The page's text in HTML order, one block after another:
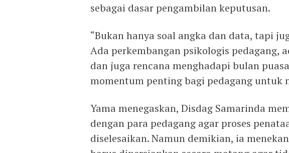
sebagai dasar pengambilan keputusan.
“Bukan hanya soal angka dan data, tapi
Ada perkembangan psikologis pedagang,
dan juga rencana menghadapi bulan
momentum penting bagi pedagang untuk
Yama menegaskan, Disdag Samarinda
dengan para pedagang agar proses
diselesaikan. Namun demikian, ia